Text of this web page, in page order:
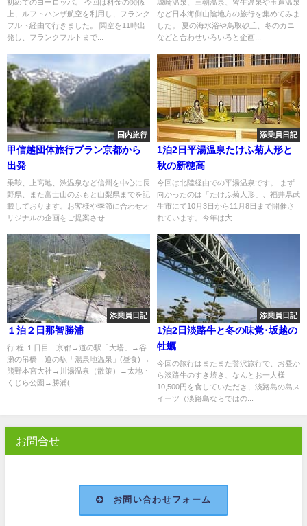
初めてのヨーロッパ。 今回は料金の関係
上、ルフトハンザ航空を利用し、フランク
フルト経由で行きました。 関空を11時出
発し、フランクフルトまで...
城崎温泉、三朝温泉、皆生温泉や玉造温泉
など日本海側山陰地方の旅行を集めてみま
した。 夏の海水浴や鳥取砂丘、冬のカニ
などと合わせいろいろと企画...
国内旅行
甲信越団体旅行プラン京都から
出発
乗鞍、上高地、渋温泉など信州を中心に長
野県、また富士山のふもと山梨県までを記
載しております。お客様や季節に合わせオ
リジナルの企画をご提案させ...
添乗員日記
1泊2日平湯温泉たけふ菊人形と
秋の新穂高
今回は北陸経由での平湯温泉です。 まず
向かったのは「たけふ菊人形」、福井県武
生市にて10月3日から11月8日まで開催さ
れています。今年は大...
添乗員日記
１泊２日那智勝浦
行 程 １日目 京都→道の駅「大塔」→谷
瀬の吊橋→道の駅「湯泉地温泉」(昼食) →
熊野本宮大社→川湯温泉（散策）→太地・
くじら公園→勝浦(...
添乗員日記
1泊2日淡路牛と冬の味覚･坂越の
牡蠣
今回の旅行はまたまた贅沢旅行で、お昼か
ら淡路牛のすき焼き、なんとお一人様
10,500円を食していただき、淡路島の島ス
イーツ（淡路島ならではの...
お問合せ
お問い合わせフォーム